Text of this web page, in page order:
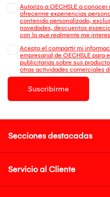
Autorizo a OECHSLE a
ofrecerme experiencias
contenido personalizado,
novedades, descuentos
con lo que realmente me
Acepto el compartir mi
empresarial de OECHSLE para
publicitarias sobre sus
otras actividades comerciales
Suscribirme
Secciones destacadas
Servicio al Cliente